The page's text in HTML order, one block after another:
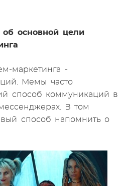
основной цели
маркетинга -
Мемы часто
способ коммуникаций в
В том
способ напомнить о